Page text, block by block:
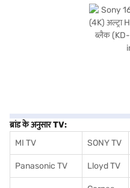
उनके लिए आदर्श. बिजली की खपत 292W है,
फाइनेंस पर विकल्पों के बारे में जानें या पार्टनर
ब्रांड के अनुसार TV:
MI TV
SONY TV
Panasonic TV Lloyd TV